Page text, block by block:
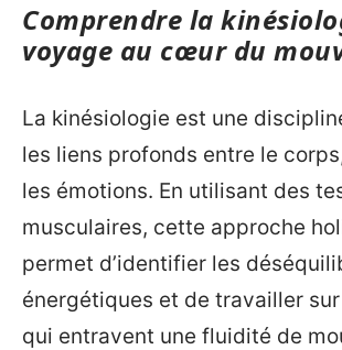
Comprendre la
voyage au cœur du
La kinésiologie est une
les liens profonds entre le
les émotions. En utilisant des
musculaires, cette approche
permet d’identifier les
énergétiques et de travailler
qui entravent une fluidité de